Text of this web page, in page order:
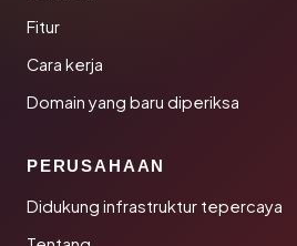
Fitur
Cara kerja
Domain yang baru diperiksa
PERUSAHAAN
Didukung infrastruktur tepercaya